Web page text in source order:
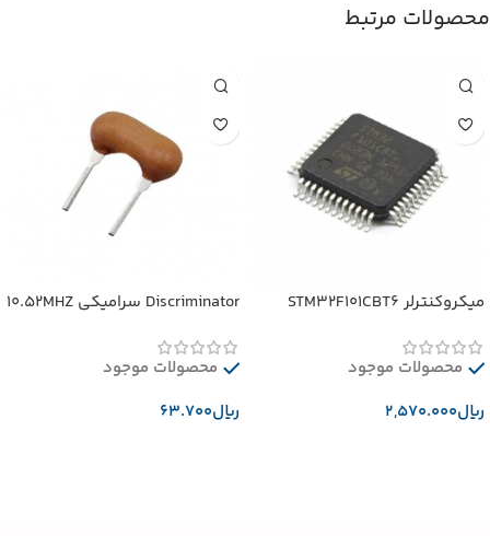
محصولات مرتبط
میکروکنترلر STM32F101CBT6
محصولات موجود
﷼
Discriminator سرامیکی 10.52MHZ
محصولات موجود
﷼